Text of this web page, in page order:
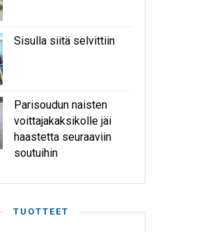
Sisulla siitä selvittiin
Parisoudun naisten
voittajakaksikolle jäi
haastetta seuraaviin
soutuihin
TUOTTEET